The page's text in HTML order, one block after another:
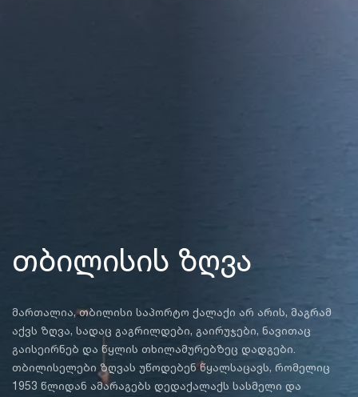
თბილისის ზღვა
მართალია, თბილისი საპორტო ქალაქი არ არის, მაგრამ
აქვს ზღვა, სადაც გაგრილდები, გაირუჯები, ნავითაც
გაისეირნებ და წყლის თხილამურებზეც დადგები.
თბილისელები ზღვას უწოდებენ წყალსაცავს, რომელიც
1953 წლიდან ამარაგებს დედაქალაქს სასმელი და